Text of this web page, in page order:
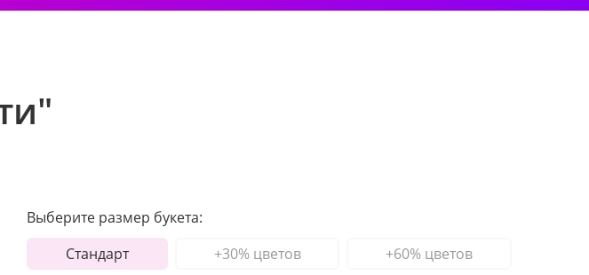
Выберите размер букета:
Стандарт
+30% цветов +60% цветов